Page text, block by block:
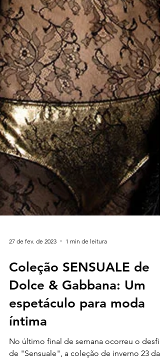
27 de fev. de 2023 1 min de leitura
Coleção SENSUALE de
Dolce & Gabbana: Um
espetáculo para moda
íntima